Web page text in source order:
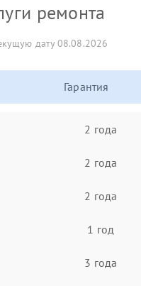
ремонта
дату 08.08.2026
Гарантия
2 года
2 года
2 года
1 год
3 года